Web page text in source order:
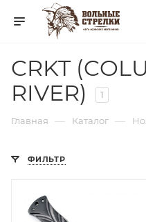
CRKT
RIVER)
1
Главная — Каталог —
ФИЛЬТР